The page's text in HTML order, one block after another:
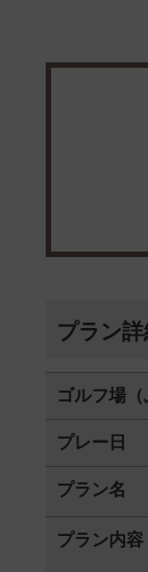
プラン詳
ゴルフ場（
プレー日
プラン名
プラン内容